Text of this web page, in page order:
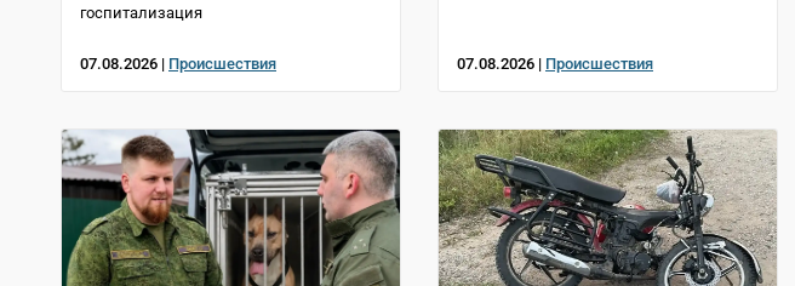
госпитализация
07.08.2026 | Происшествия 07.08.2026 | Происшествия